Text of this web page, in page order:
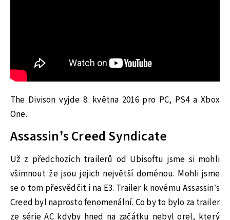
The Divison vyjde 8. května 2016 pro PC, PS4 a Xbox
One.
Assassin’s Creed Syndicate
Už z předchozích trailerů od Ubisoftu jsme si mohli
všimnout že jsou jejich největší doménou. Mohli jsme
se o tom přesvědčit i na E3. Trailer k novému Assassin’s
Creed byl naprosto fenomenální. Co by to bylo za trailer
ze série AC kdyby hned na začátku nebyl orel, který